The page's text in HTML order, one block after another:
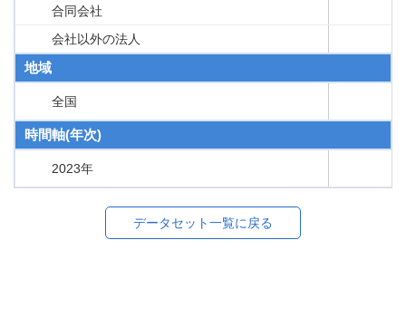
合同会社
会社以外の法人
地域
全国
時間軸(年次)
2023年
データセット一覧に戻る